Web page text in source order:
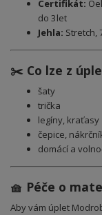
Certifikát:
do 3let
Jehla: Stretch,
✂️ Co lze z
šaty
trička
legíny, kraťasy
čepice,
domácí a
🧺 Péče o
Aby vám úplet